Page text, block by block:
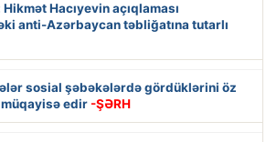
Hacıyevin açıqlaması
anti-Azərbaycan təbliğatına tutarlı
sosial şəbəkələrdə gördüklərini öz
müqayisə edir -ŞƏRH